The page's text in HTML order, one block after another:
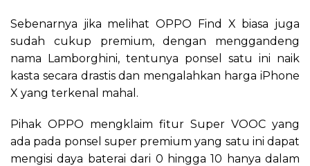
Sebenarnya jika melihat OPPO Find X biasa juga
sudah cukup premium, dengan menggandeng
nama Lamborghini, tentunya ponsel satu ini naik
kasta secara drastis dan mengalahkan harga iPhone
X yang terkenal mahal.
Pihak OPPO mengklaim fitur Super VOOC yang
ada pada ponsel super premium yang satu ini dapat
mengisi daya baterai dari 0 hingga 10 hanya dalam